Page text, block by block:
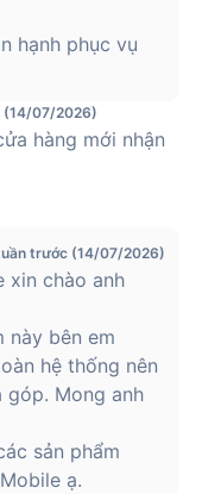
hạnh phục vụ
(14/07/2026)
hàng mới nhận
trước (14/07/2026)
xin chào anh
này bên em
hệ thống nên
Mong anh
sản phẩm
ạ.